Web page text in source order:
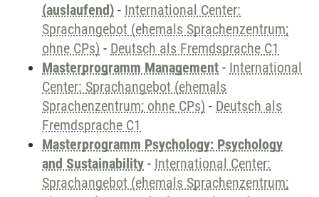
(auslaufend) - International Center:
Sprachangebot (ehemals Sprachenzentrum;
ohne CPs) - Deutsch als Fremdsprache C1
Masterprogramm Management - International
Center: Sprachangebot (ehemals
Sprachenzentrum; ohne CPs) - Deutsch als
Fremdsprache C1
Masterprogramm Psychology: Psychology
and Sustainability - International Center:
Sprachangebot (ehemals Sprachenzentrum;